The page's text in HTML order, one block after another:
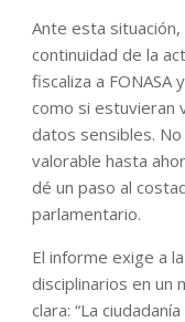
Ante esta
continuidad de la
fiscaliza a
como si estuvieran
datos sensibles. No
valorable hasta
dé un paso al
parlamentario.
El informe exige a
disciplinarios en un
clara: “La